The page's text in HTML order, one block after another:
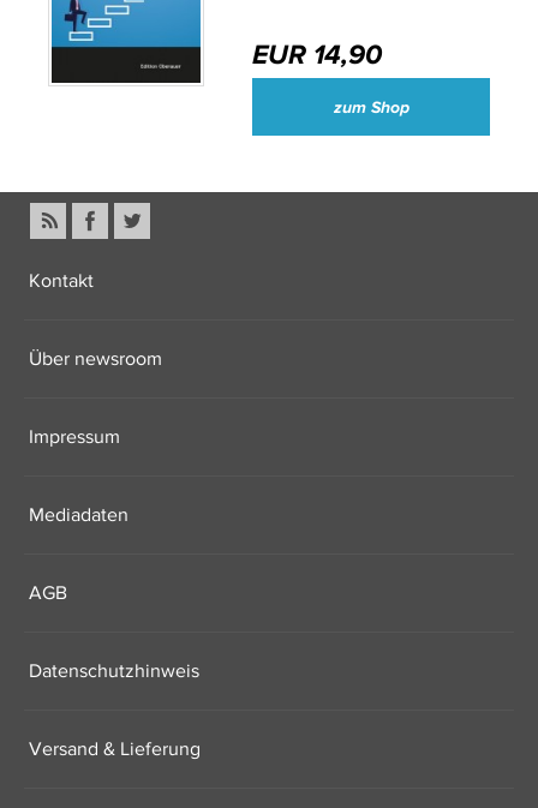
EUR 14,90
zum Shop
Kontakt
Über newsroom
Impressum
Mediadaten
AGB
Datenschutzhinweis
Versand & Lieferung